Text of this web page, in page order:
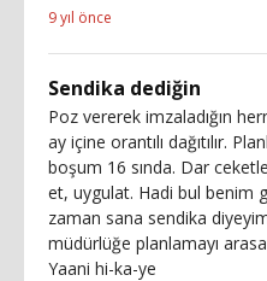
9 yıl önce
Sendika dediğin
Poz vererek imzaladığın
ay içine orantılı dağıtılır.
boşum 16 sında. Dar
et, uygulat. Hadi bul benim
zaman sana sendika
müdürlüğe planlamayı
Yaani hi-ka-ye